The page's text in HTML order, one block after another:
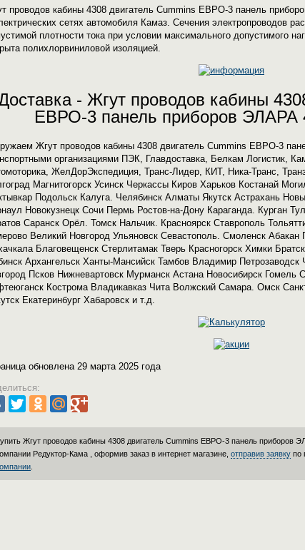
проводов кабины 4308 двигатель Cummins ЕВРО-3 панель
сетях автомобиля Камаз. Сечения электропроводов
плотности тока при условии максимального допустимого
полихлорвиниловой изоляцией.
- Жгут проводов кабины
ЕВРО-3 панель приборов ЭЛАРА
Жгут проводов кабины 4308 двигатель Cummins ЕВРО-3
организациями ПЭК, Главдоставка, Белкам Логистик,
ЖелДорЭкспедиция, Транс-Лидер, КИТ, Ника-Транс,
Магнитогорск Усинск Черкассы Киров Харьков Костанай
Подольск Калуга. Челябинск Алматы Якутск Астрахань
Новокузнецк Сочи Пермь Ростов-на-Дону Караганда. Курган
Саранск Орёл. Томск Нальчик. Красноярск Ставрополь
Великий Новгород Ульяновск Севастополь. Смоленск
Благовещенск Стерлитамак Тверь Красногорск Химки
Архангельск Ханты-Мансийск Тамбов Владимир
Псков Нижневартовск Мурманск Астана Новосибирск Гомель
Кострома Владикавказ Чита Волжский Самара. Омск
Екатеринбург Хабаровск и т.д.
обновлена 29 марта 2025 года
Жгут проводов кабины 4308 двигатель Cummins ЕВРО-3 панель приборов
Редуктор-Кама , оформив заказ в интернет магазине, отправив заявку по